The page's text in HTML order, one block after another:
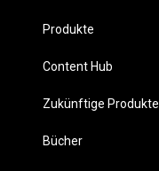
Produkte
Content Hub
Zukünftige Produkte
Bücher